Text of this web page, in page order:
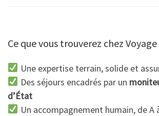
Ce que vous trouverez chez
Une expertise terrain, solide et
Des séjours encadrés par un
d’État
Un accompagnement humain, de A